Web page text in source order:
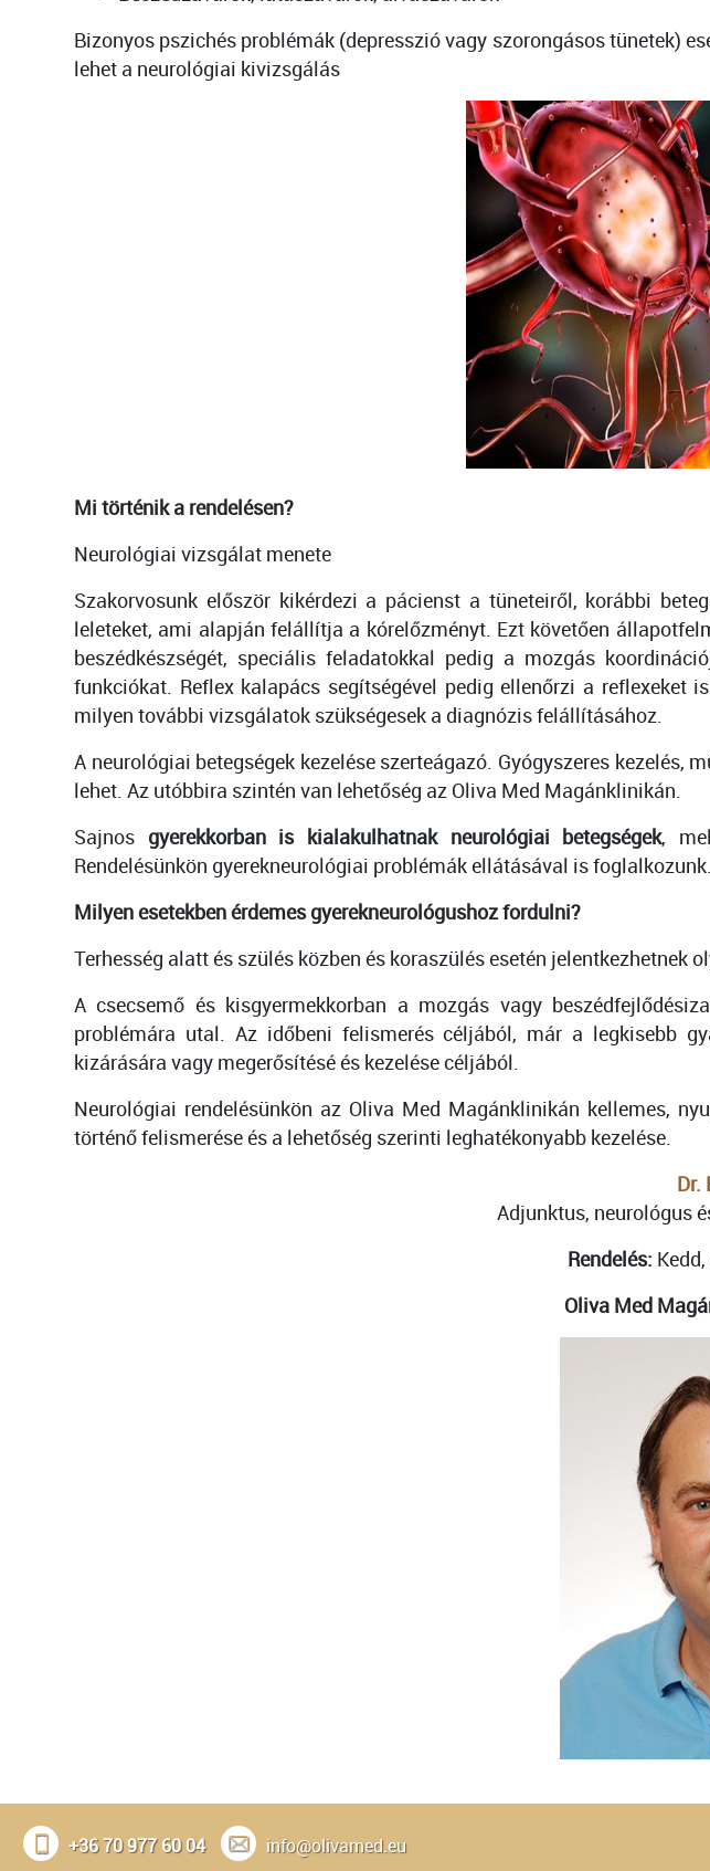
Bizonyos pszichés problémák (depresszió vagy szorongásos tünetek)
lehet a neurológiai kivizsgálás
Mi történik a rendelésen?
Neurológiai vizsgálat menete
Szakorvosunk először kikérdezi a pácienst a tüneteiről, korábbi
leleteket, ami alapján felállítja a kórelőzményt. Ezt követően
beszédkészségét, speciális feladatokkal pedig a mozgás
funkciókat. Reflex kalapács segítségével pedig ellenőrzi a reflexeket
milyen további vizsgálatok szükségesek a diagnózis felállításához.
A neurológiai betegségek kezelése szerteágazó. Gyógyszeres
lehet. Az utóbbira szintén van lehetőség az Oliva Med Magánklinikán.
Sajnos gyerekkorban is kialakulhatnak neurológiai betegségek,
Rendelésünkön gyerekneurológiai problémák ellátásával is foglalkozunk.
Milyen esetekben érdemes gyerekneurológushoz fordulni?
Terhesség alatt és szülés közben és koraszülés esetén
A csecsemő és kisgyermekkorban a mozgás vagy
problémára utal. Az időbeni felismerés céljából, már a legkisebb
kizárására vagy megerősítésé és kezelése céljából.
Neurológiai rendelésünkön az Oliva Med Magánklinikán kellemes,
történő felismerése és a lehetőség szerinti leghatékonyabb kezelése.
Dr.
Adjunktus, neurológus
Rendelés:
Oliva Med
+36 70 977 60 04 info@olivamed.eu